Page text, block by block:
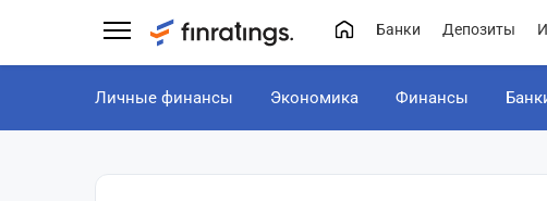
Банки Депозиты
Личные финансы Экономика Финансы